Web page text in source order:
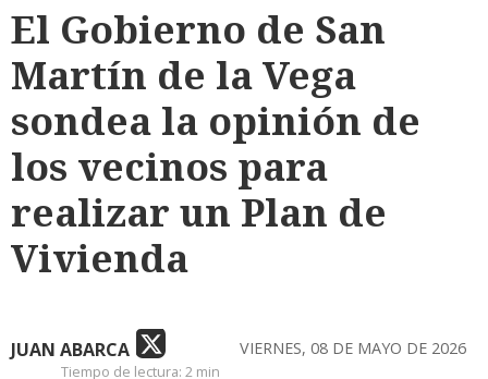
El Gobierno de San
Martín de la Vega
sondea la opinión de
los vecinos para
realizar un Plan de
Vivienda
JUAN ABARCA VIERNES, 08 DE MAYO DE 2026
Tiempo de lectura: 2 min